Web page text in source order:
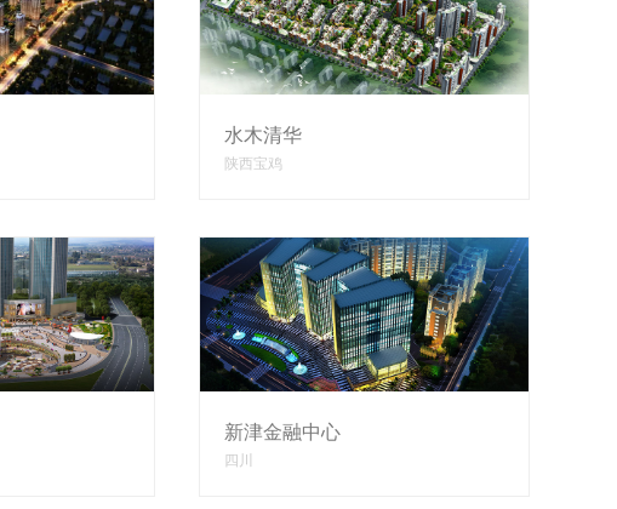
水木清华
陕西宝鸡
新津金融中心
四川